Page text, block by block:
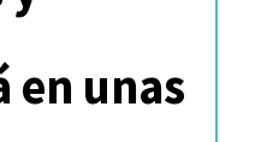
from
en unas